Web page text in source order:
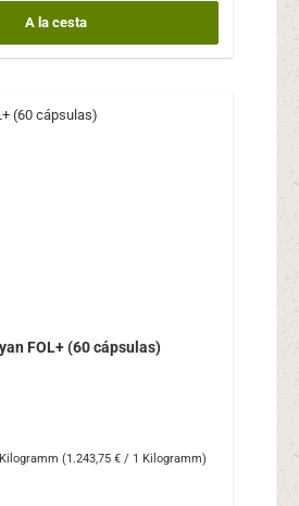
A la cesta
FOL+ (60 cápsulas)
(1.243,75 € / 1 Kilogramm)